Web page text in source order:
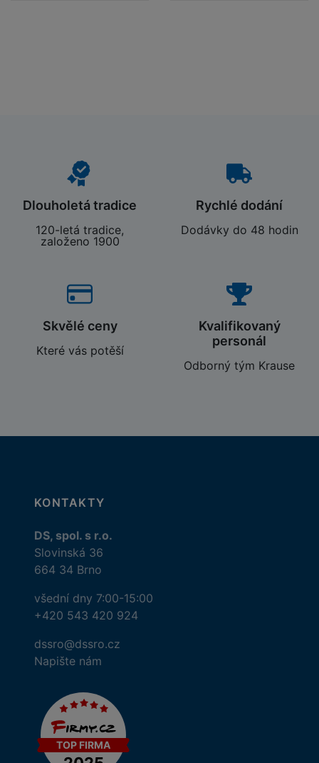
Dlouholetá tradice
120-letá tradice,
založeno 1900
Rychlé dodání
Dodávky do 48 hodin
Skvělé ceny
Které vás potěší
Kvalifikovaný
personál
Odborný tým Krause
KONTAKTY
DS, spol. s r.o.
Slovinská 36
664 34 Brno
všední dny 7:00-15:00
+420 543 420 924
dssro@dssro.cz
Napište nám